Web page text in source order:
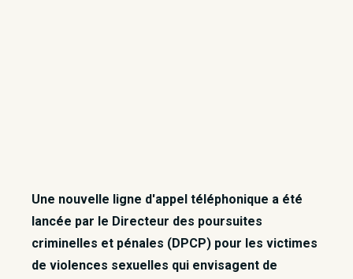
Une nouvelle ligne d'appel téléphonique a été
lancée par le Directeur des poursuites
criminelles et pénales (DPCP) pour les victimes
de violences sexuelles qui envisagent de